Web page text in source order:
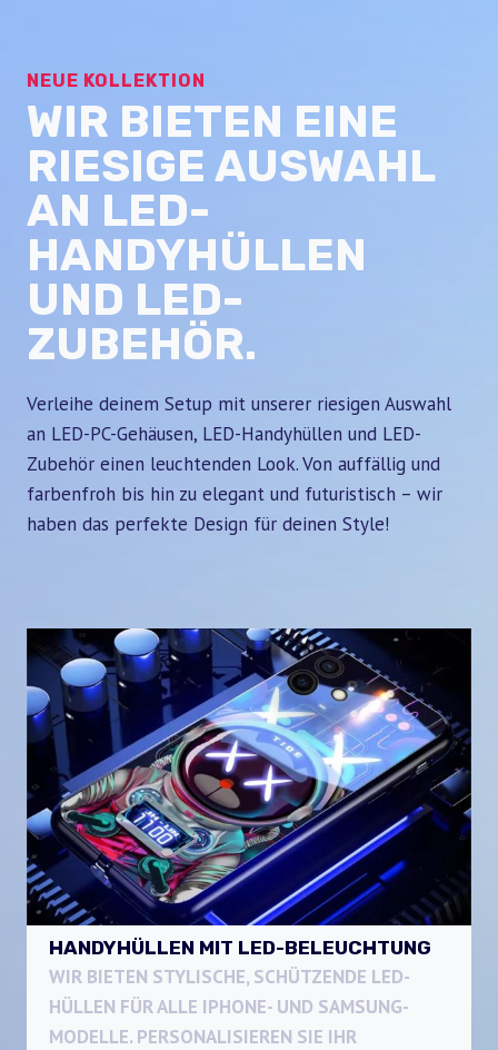
NEUE KOLLEKTION
WIR BIETEN EINE
RIESIGE AUSWAHL
AN LED-
HANDYHÜLLEN
UND LED-
ZUBEHÖR.
Verleihe deinem Setup mit unserer riesigen Auswahl
an LED-PC-Gehäusen, LED-Handyhüllen und LED-
Zubehör einen leuchtenden Look. Von auffällig und
farbenfroh bis hin zu elegant und futuristisch – wir
haben das perfekte Design für deinen Style!
HANDYHÜLLEN MIT LED-BELEUCHTUNG
WIR BIETEN STYLISCHE, SCHÜTZENDE LED-
HÜLLEN FÜR ALLE IPHONE- UND SAMSUNG-
MODELLE. PERSONALISIEREN SIE IHR